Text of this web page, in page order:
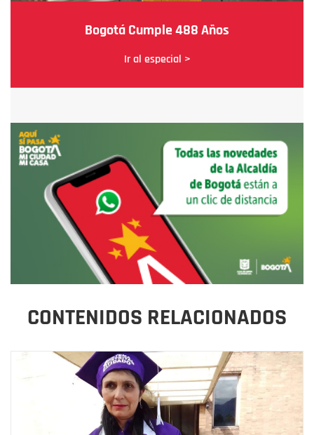
Bogotá Cumple 488 Años
Ir al especial >
CONTENIDOS RELACIONADOS